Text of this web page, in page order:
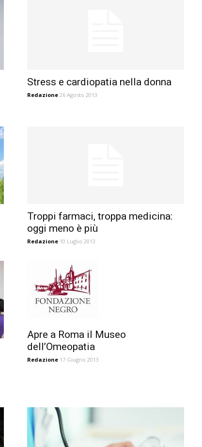
Stress e cardiopatia nella donna
Redazione 26 Agosto 2013
Troppi farmaci, troppa medicina:
oggi meno è più
Redazione 10 Luglio 2013
Apre a Roma il Museo
dell’Omeopatia
Redazione 17 Giugno 2013